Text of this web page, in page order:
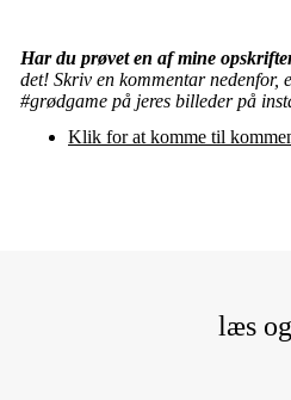
Har du prøvet en af mine
det! Skriv en kommentar nedenfor,
#grødgame på jeres billeder på
Klik for at komme til
læs